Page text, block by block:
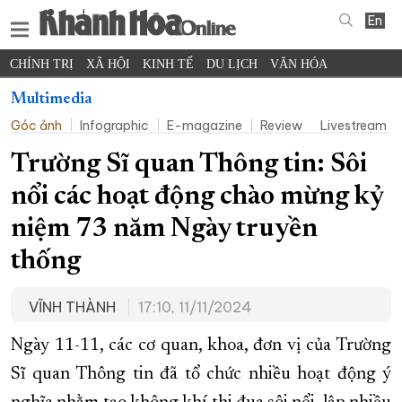
En
CHÍNH TRỊ XÃ HỘI KINH TẾ DU LỊCH VĂN HÓA
THỂ THAO ĐỜI SỐNG
KHOA HỌC - CÔNG NGHỆ PHÁP LUẬT BẠN ĐỌC PHÓNG SỰ
THẾ GIỚI MULTIMEDIA VIDEO ĐỌC BÁO ONLINE
PODCAST THÔNG TIN - QUẢNG CÁO
QUY HOẠCH TỈNH KHÁNH HÒA
TRƯỜNG SA BIỂN ĐẢO QUÊ HƯƠNG
CHUNG TAY CẢI CÁCH HÀNH CHÍNH
XÂY DỰNG NÔNG THÔN MỚI LỊCH CẮT ĐIỆN
TÀU - XE - MÁY BAY
KỶ NIỆM 370 NĂM XÂY DỰNG VÀ PHÁT TRIỂN TỈNH KHÁNH HÒA
Multimedia
Góc ảnh
Infographic E-magazine Review Livestream
Trường Sĩ quan Thông tin: Sôi
nổi các hoạt động chào mừng kỷ
niệm 73 năm Ngày truyền
thống
VĨNH THÀNH 17:10, 11/11/2024
Ngày 11-11, các cơ quan, khoa, đơn vị của Trường
Sĩ quan Thông tin đã tổ chức nhiều hoạt động ý